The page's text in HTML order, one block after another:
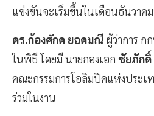
แข่งขันจะเริ่มขึ้นในเดือนธันวาค
ดร.ก้องศักด ยอดมณี ผู้ว่าการ ก
ในพิธี โดยมี นายกองเอก ชัยภัก
คณะกรรมการโอลิมปิคแห่งประเ
ร่วมในงาน